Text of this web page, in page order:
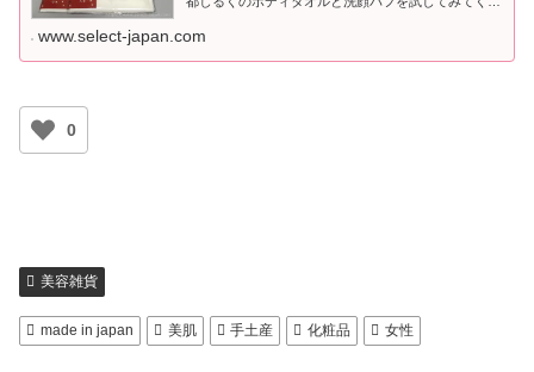
www.select-japan.com
0
美容雑貨
made in japan 美肌 手土産 化粧品 女性